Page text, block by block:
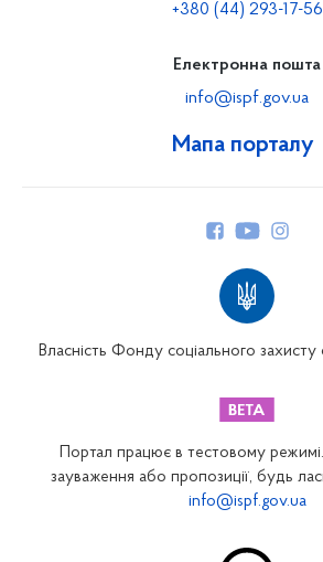
Мапа порталу
Закарпатське відділення
Запорізьке відділення
+380 (44) 293-17-56
Електронна пошта
info@ispf.gov.ua
Власність Фонду соціального захисту
Портал працює в тестовому
зауваження або пропозиції, будь
info@ispf.gov.ua